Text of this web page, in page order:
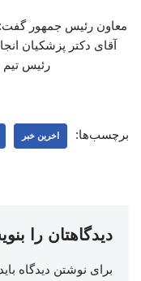
معاون رئیس جمهور گفت:
آقای دکتر پزشکیان
رئیس تیم
برچسب‌ها: اخرین خبر
دیدگاهتان را
برای نوشتن دیدگاه باید